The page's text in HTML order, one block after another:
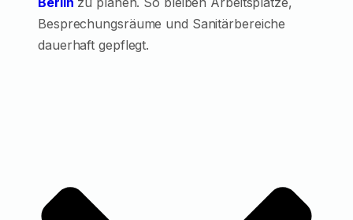
Besprechungsräume und Sanitärbereiche
dauerhaft gepflegt.